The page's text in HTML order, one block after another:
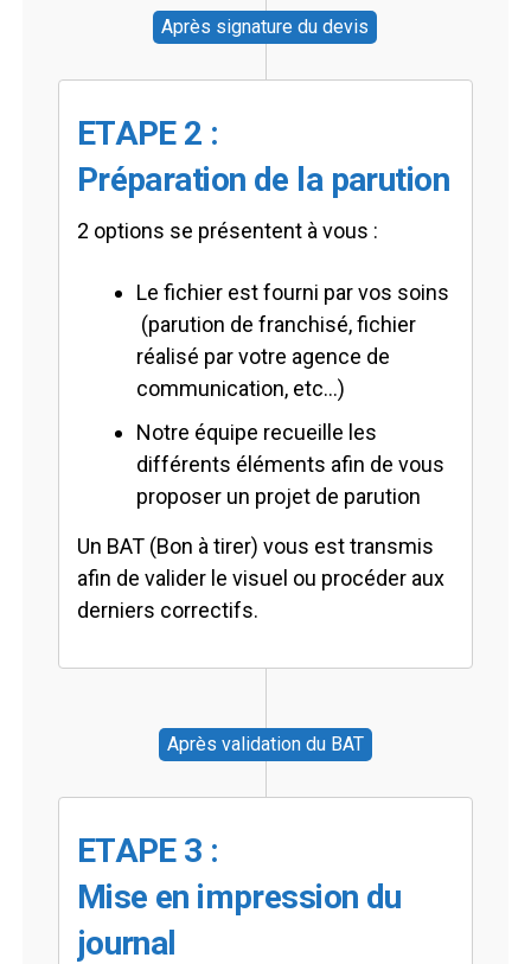
Après signature du devis
ETAPE 2 :
Préparation de la parution
2 options se présentent à vous :
Le fichier est fourni par vos soins
(parution de franchisé, fichier
réalisé par votre agence de
communication, etc…)
Notre équipe recueille les
différents éléments afin de vous
proposer un projet de parution
Un BAT (Bon à tirer) vous est transmis
afin de valider le visuel ou procéder aux
derniers correctifs.
Après validation du BAT
ETAPE 3 :
Mise en impression du
journal